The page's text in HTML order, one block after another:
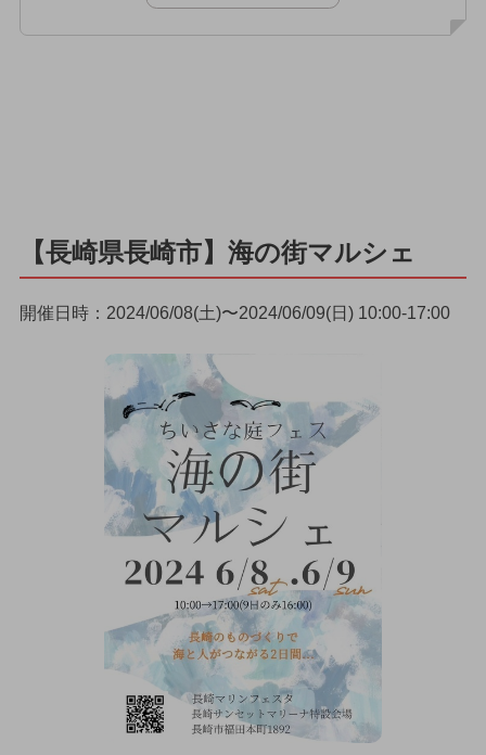
【長崎県長崎市】海の街マルシェ
開催日時：2024/06/08(土)〜2024/06/09(日) 10:00-17:00